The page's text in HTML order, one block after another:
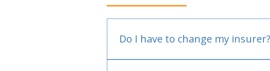
Do I have to change my insurer?